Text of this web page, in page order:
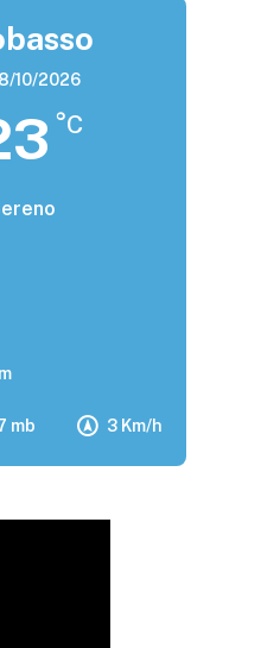
10/2026
°C
mb 3 Km/h